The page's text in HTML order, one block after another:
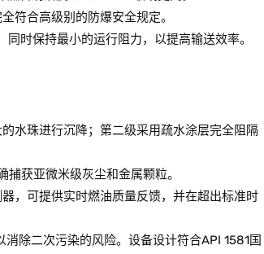
符合高级别的防爆安全规定。
时保持最小的运行阻力，以提高输送效率。
水珠进行沉降；第二级采用疏水涂层完全阻隔
获亚微米级灰尘和金属颗粒。
，可提供实时燃油质量反馈，并在超出标准时
除二次污染的风险。设备设计符合API 1581国